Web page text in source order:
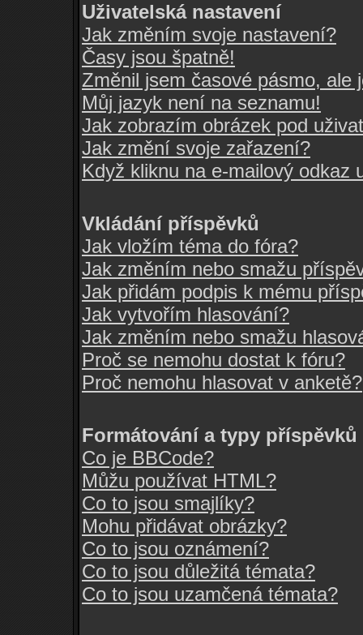
Uživatelská nastavení
Jak změním svoje nastavení?
Časy jsou špatně!
Změnil jsem časové pásmo, ale
Můj jazyk není na seznamu!
Jak zobrazím obrázek pod
Jak změní svoje zařazení?
Když kliknu na e-mailový odkaz
Vkládání příspěvků
Jak vložím téma do fóra?
Jak změním nebo smažu
Jak přidám podpis k mému
Jak vytvořím hlasování?
Jak změním nebo smažu
Proč se nemohu dostat k fóru?
Proč nemohu hlasovat v anketě?
Formátování a typy příspěvků
Co je BBCode?
Můžu používat HTML?
Co to jsou smajlíky?
Mohu přidávat obrázky?
Co to jsou oznámení?
Co to jsou důležitá témata?
Co to jsou uzamčená témata?